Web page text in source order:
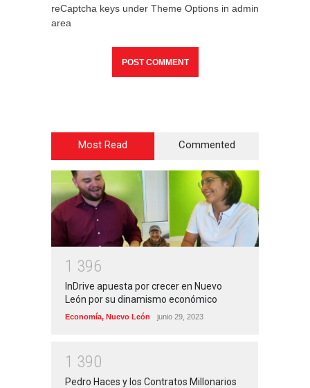
reCaptcha keys under Theme Options in admin
area
Most Read Commented
1 396
InDrive apuesta por crecer en Nuevo
León por su dinamismo económico
Economía, Nuevo León junio 29, 2023
1 390
Pedro Haces y los Contratos Millonarios